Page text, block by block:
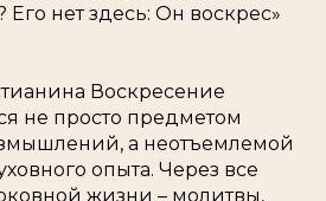
нет здесь: Он воскрес»
Воскресение
не просто предметом
а неотъемлемой
опыта. Через все
жизни – молитвы,